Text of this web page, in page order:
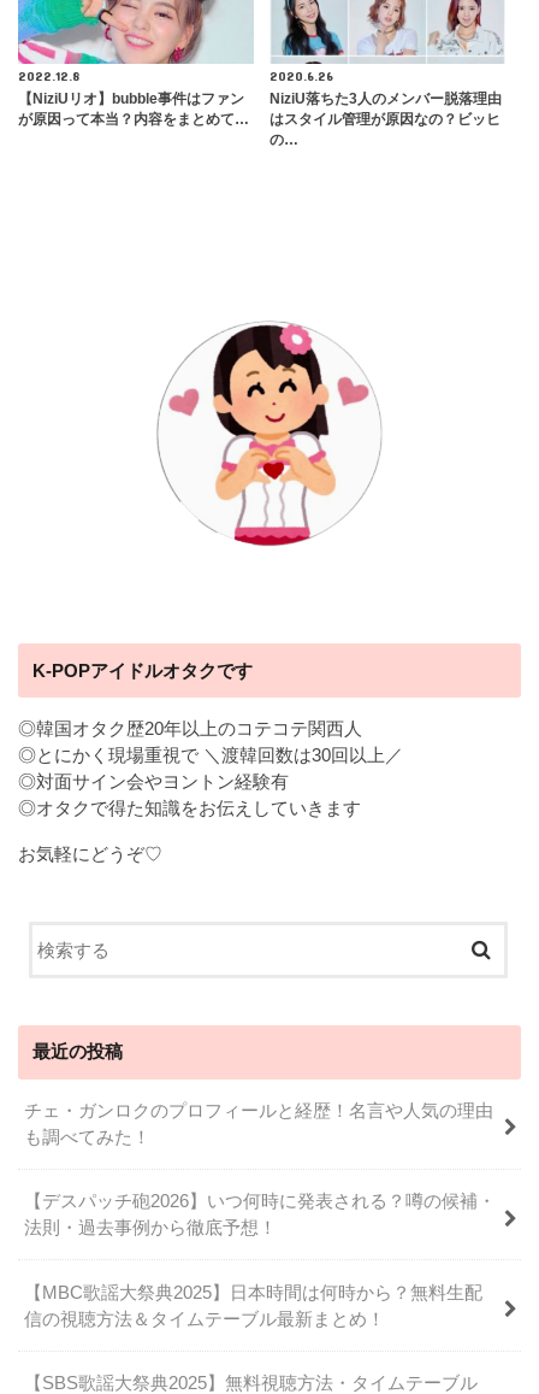
2022.12.8
【NiziUリオ】bubble事件はファン
が原因って本当？内容をまとめて…
2020.6.26
NiziU落ちた3人のメンバー脱落理由
はスタイル管理が原因なの？ビッヒ
の…
K-POPアイドルオタクです
◎韓国オタク歴20年以上のコテコテ関西人
◎とにかく現場重視で ＼渡韓回数は30回以上／
◎対面サイン会やヨントン経験有
◎オタクで得た知識をお伝えしていきます
お気軽にどうぞ♡
最近の投稿
チェ・ガンロクのプロフィールと経歴！名言や人気の理由
も調べてみた！
【デスパッチ砲2026】いつ何時に発表される？噂の候補・
法則・過去事例から徹底予想！
【MBC歌謡大祭典2025】日本時間は何時から？無料生配
信の視聴方法＆タイムテーブル最新まとめ！
【SBS歌謡大祭典2025】無料視聴方法・タイムテーブル